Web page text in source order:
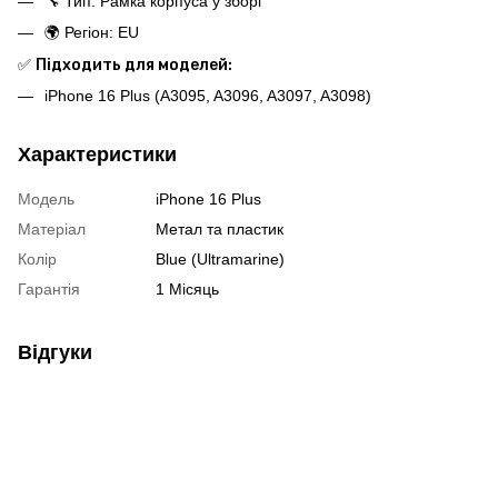
🌍 Регіон: EU
✅ Підходить для моделей:
iPhone 16 Plus (A3095, A3096, A3097, A3098)
Характеристики
Модель
iPhone 16 Plus
Матеріал
Метал та пластик
Колір
Blue (Ultramarine)
Гарантія
1 Місяць
Відгуки